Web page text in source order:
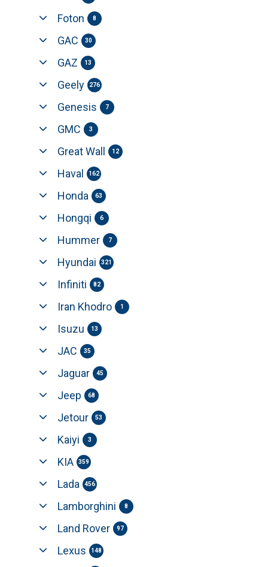
Foton 8
GAC 30
GAZ 13
Geely 276
Genesis 7
GMC 3
Great Wall 12
Haval 162
Honda 63
Hongqi 6
Hummer 7
Hyundai 321
Infiniti 82
Iran Khodro 1
Isuzu 13
JAC 35
Jaguar 45
Jeep 68
Jetour 53
Kaiyi 3
KIA 359
Lada 456
Lamborghini 8
Land Rover 97
Lexus 148